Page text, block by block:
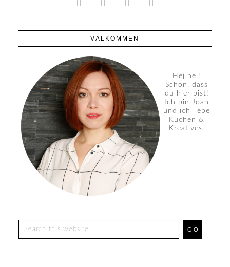
VÄLKOMMEN
Hej hej!
Schön, dass
du hier bist!
Ich bin Joan
und ich liebe
Kuchen &
Kreatives.